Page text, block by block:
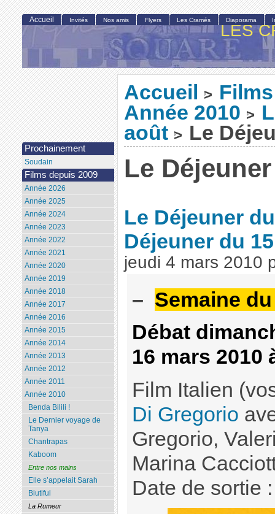
LES
Accueil >
Année 2010 >
août > Le
Le
Le Déjeuner
Déjeuner du
jeudi 4 mars 2010
– Semaine
Débat
16 mars 2010
Film Italien
Di Gregorio
Gregorio,
Marina
Date de sortie
Accueil Invités Nos amis Flyers Les Cramés Diaporama
Prochainement
Soudain
Films depuis 2009
Année 2026
Année 2025
Année 2024
Année 2023
Année 2022
Année 2021
Année 2020
Année 2019
Année 2018
Année 2017
Année 2016
Année 2015
Année 2014
Année 2013
Année 2012
Année 2011
Année 2010
Benda Bilili !
Le Dernier voyage de
Tanya
Chantrapas
Kaboom
Entre nos mains
Elle s’appelait Sarah
Biutiful
La Rumeur